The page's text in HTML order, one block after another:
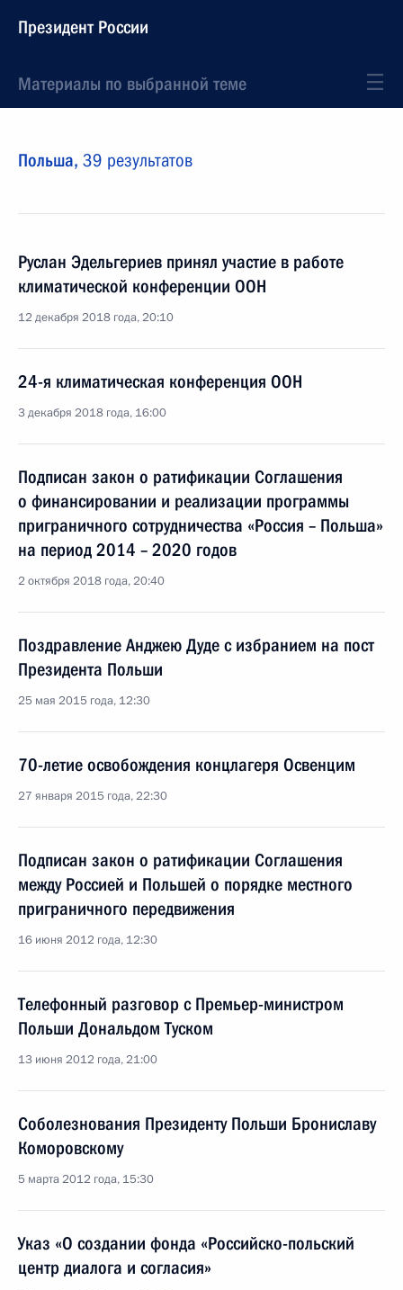
Президент России
Материалы по выбранной теме
Польша, 39 результатов
Руслан Эдельгериев принял участие в работе
климатической конференции ООН
12 декабря 2018 года, 20:10
24-я климатическая конференция ООН
3 декабря 2018 года, 16:00
Подписан закон о ратификации Соглашения
о финансировании и реализации программы
приграничного сотрудничества «Россия – Польша»
на период 2014 – 2020 годов
2 октября 2018 года, 20:40
Поздравление Анджею Дуде с избранием на пост
Президента Польши
25 мая 2015 года, 12:30
70-летие освобождения концлагеря Освенцим
27 января 2015 года, 22:30
Подписан закон о ратификации Соглашения
между Россией и Польшей о порядке местного
приграничного передвижения
16 июня 2012 года, 12:30
Телефонный разговор с Премьер-министром
Польши Дональдом Туском
13 июня 2012 года, 21:00
Соболезнования Президенту Польши Брониславу
Коморовскому
5 марта 2012 года, 15:30
Указ «О создании фонда «Российско-польский
центр диалога и согласия»